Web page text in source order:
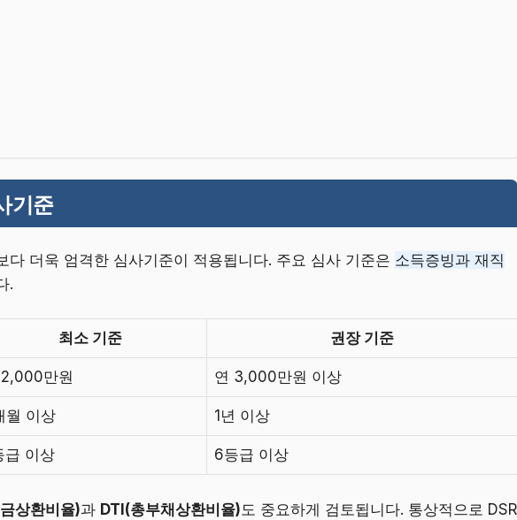
기준
다 더욱 엄격한 심사기준이 적용됩니다. 주요 심사 기준은 소득증빙과 재직
.
최소 기준 권장 기준
만원 연 3,000만원 이상
월 이상 1년 이상
급 이상 6등급 이상
상환비율)과 DTI(총부채상환비율) 도 중요하게 검토됩니다. 통상적으로 DSR